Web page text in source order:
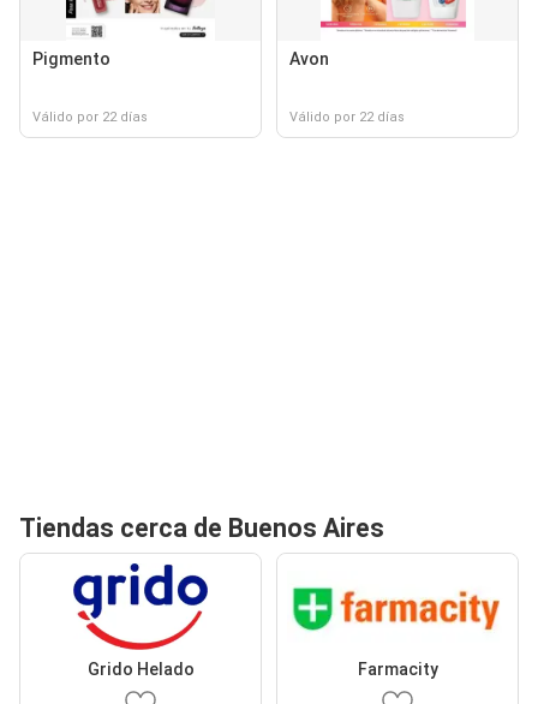
Pigmento
Válido por 22 días
Avon
Válido por 22 días
Tiendas cerca de Buenos Aires
Grido Helado Farmacity